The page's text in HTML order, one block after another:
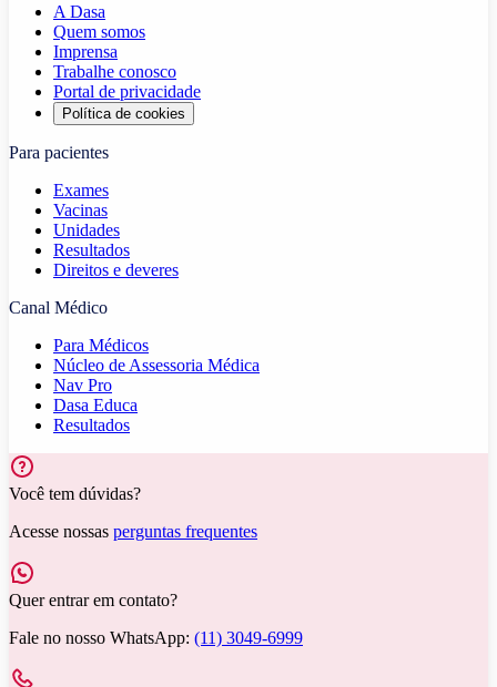
A Dasa
Quem somos
Imprensa
Trabalhe conosco
Portal de privacidade
Política de cookies
Para pacientes
Exames
Vacinas
Unidades
Resultados
Direitos e deveres
Canal Médico
Para Médicos
Núcleo de Assessoria Médica
Nav Pro
Dasa Educa
Resultados
Você tem dúvidas?
Acesse nossas perguntas frequentes
Quer entrar em contato?
Fale no nosso WhatsApp: (11) 3049-6999